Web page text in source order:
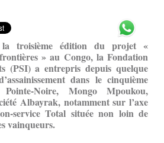
troisième édition du projet «
» au Congo, la Fondation
(PSI) a entrepris depuis quelque
dans le cinquième
Noire, Mongo Mpoukou,
Albayrak, notamment sur l’axe
service Total située non loin de
vainqueurs.